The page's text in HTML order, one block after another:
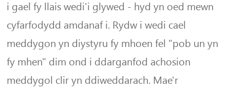
i gael fy llais wedi'i glywed - hyd yn oed mewn
cyfarfodydd amdanaf i. Rydw i wedi cael
meddygon yn diystyru fy mhoen fel "pob un yn
fy mhen" dim ond i ddarganfod achosion
meddygol clir yn ddiweddarach. Mae'r